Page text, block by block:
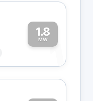
1.8
MW1